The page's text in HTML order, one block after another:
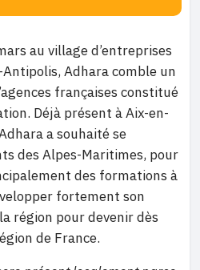
au village d’entreprises
Antipolis, Adhara comble un
françaises constitué
Déjà présent à Aix-en-
a souhaité se
des Alpes-Maritimes, pour
des formations à
fortement son
région pour devenir dès
de France.